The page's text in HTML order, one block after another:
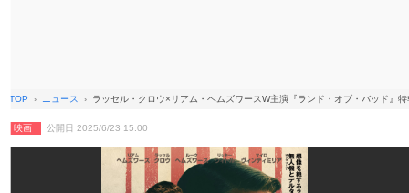
TOP ニュース ラッセル・クロウ×リアム・ヘムズワースW主演『ランド・オブ・バッド』
映画 公開日 2025/6/23 15:00